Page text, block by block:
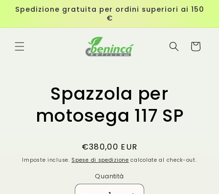
direttamente
Spedizione gratuita per ordini superiori ai 150
€
Carrello
informazioniSpazzola per
motosega 117 SP
Prezzo
di
€380,00 EUR
Imposte incluse. Spese di spedizione calcolate al check-out.
Quantità